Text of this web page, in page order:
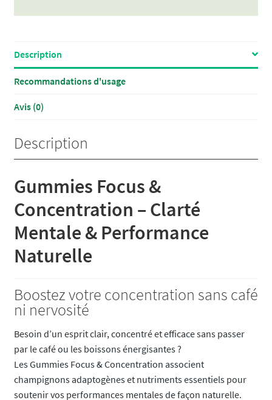
|
Focus
&
Description
Recommandations d'usage
Avis (0)
Description
Gummies Focus &
Concentration – Clarté
Mentale & Performance
Naturelle
Boostez votre concentration sans café
ni nervosité
Besoin d’un esprit clair, concentré et efficace sans passer
par le café ou les boissons énergisantes ?
Les Gummies Focus & Concentration associent
champignons adaptogènes et nutriments essentiels pour
soutenir vos performances mentales de façon naturelle.